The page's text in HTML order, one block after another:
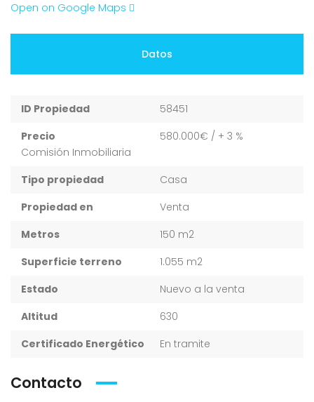
Open on Google Maps
Datos
ID Propiedad
58451
Precio
580.000€ / + 3 %
Comisión Inmobiliaria
Tipo propiedad
Casa
Propiedad en
Venta
Metros
150 m2
Superficie terreno
1.055 m2
Estado
Nuevo a la venta
Altitud
630
Certificado Energético
En tramite
Contacto